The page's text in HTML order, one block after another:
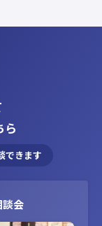
ら
できます
談会